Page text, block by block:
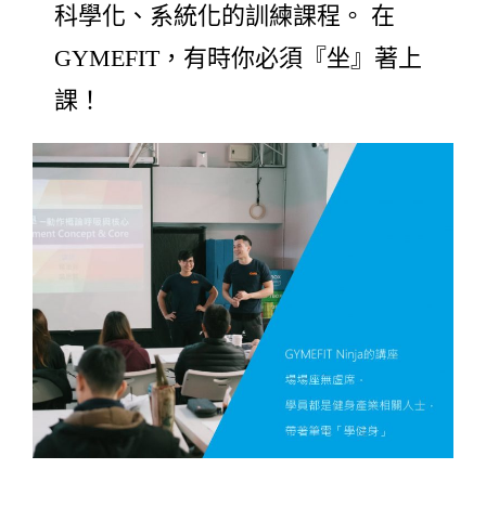
科學化、系統化的訓練課程。 在
GYMEFIT，有時你必須『坐』著上
課！